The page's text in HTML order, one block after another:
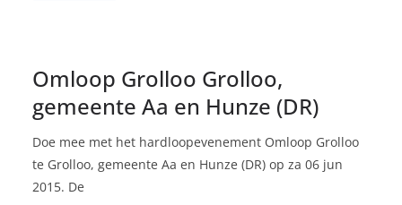
Omloop Grolloo Grolloo,
gemeente Aa en Hunze (DR)
Doe mee met het hardloopevenement Omloop Grolloo
te Grolloo, gemeente Aa en Hunze (DR) op za 06 jun
2015. De